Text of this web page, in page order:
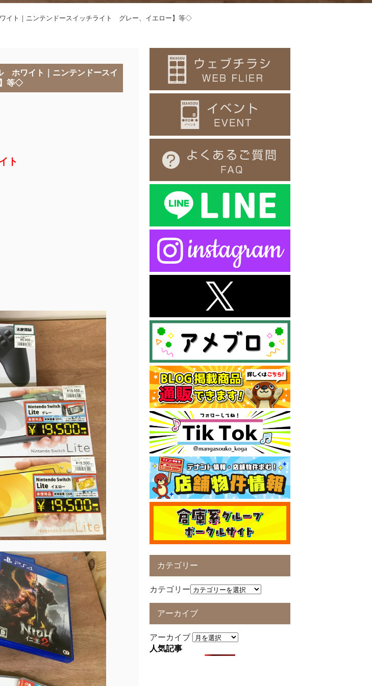
イト｜ニンテンドースイッチライト グレー、イエロー】等◇
ホワイト｜ニンテンドースイ
等◇
ト
カテゴリー
カテゴリー
アーカイブ
アーカイブ
人気記事